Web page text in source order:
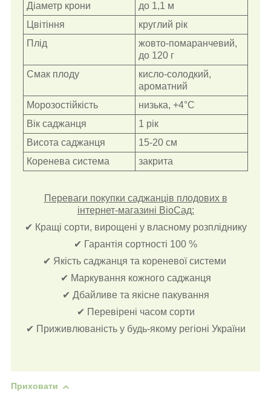
Діаметр крони
до 1,1 м
Цвітіння
круглий рік
Плід
жовто-помаранчевий,
до 120 г
Смак плоду
кисло-солодкий,
ароматний
Морозостійкість
низька, +4°С
Вік саджанця
1 рік
Висота саджанця
15-20 см
Коренева система
закрита
Переваги покупки саджанців плодових в
інтернет-магазині ВіоСад:
✔ Кращі сорти, вирощені у власному розпліднику
✔ Гарантія сортності 100 %
✔ Якість саджанця та кореневої системи
✔ Маркування кожного саджанця
✔ Дбайливе та якісне пакування
✔ Перевірені часом сорти
✔ Приживлюваність у будь-якому регіоні України
Приховати